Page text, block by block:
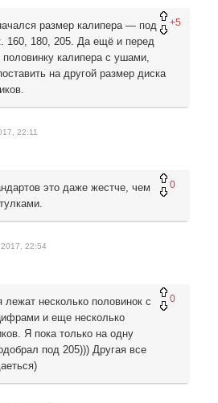
+5
размер калипера — под
160, 180, 205. Да ещё и перед
калипера с ушами,
на другой размер диска
22:11
0
это даже жестче, чем
22:54
0
несколько половинок с
и еще несколько
Я пока только на одну
под 205))) Другая все